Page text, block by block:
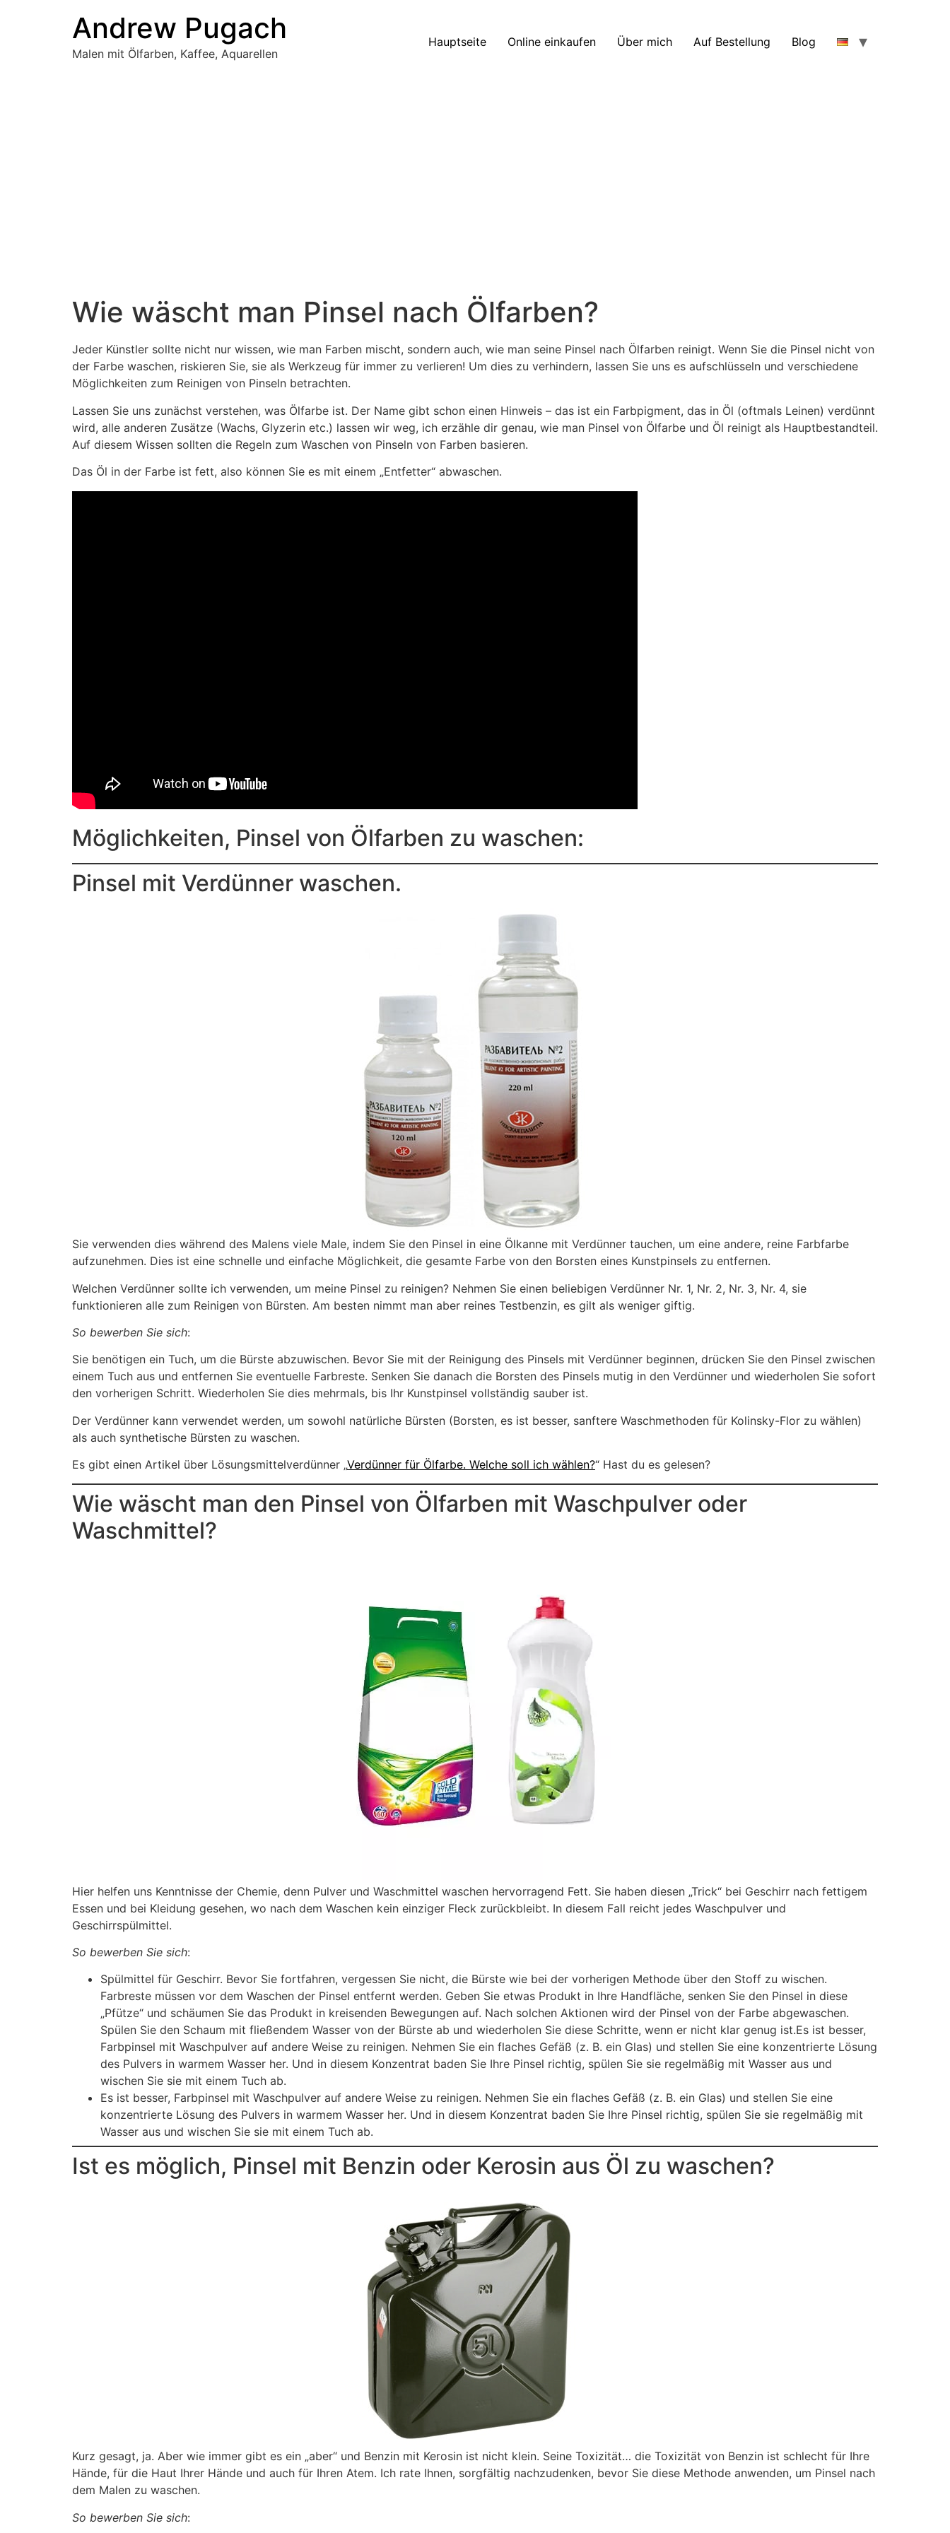
Andrew Pugach
Malen mit Ölfarben, Kaffee, Aquarellen
Hauptseite Online einkaufen Über mich Auf Bestellung Blog
Wie wäscht man Pinsel nach Ölfarben?
Jeder Künstler sollte nicht nur wissen, wie man Farben mischt, sondern auch, wie man seine Pinsel nach Ölfarben reinigt. Wenn Sie die Pinsel nicht von
der Farbe waschen, riskieren Sie, sie als Werkzeug für immer zu verlieren! Um dies zu verhindern, lassen Sie uns es aufschlüsseln und verschiedene
Möglichkeiten zum Reinigen von Pinseln betrachten.
Lassen Sie uns zunächst verstehen, was Ölfarbe ist. Der Name gibt schon einen Hinweis – das ist ein Farbpigment, das in Öl (oftmals Leinen) verdünnt
wird, alle anderen Zusätze (Wachs, Glyzerin etc.) lassen wir weg, ich erzähle dir genau, wie man Pinsel von Ölfarbe und Öl reinigt als Hauptbestandteil.
Auf diesem Wissen sollten die Regeln zum Waschen von Pinseln von Farben basieren.
Das Öl in der Farbe ist fett, also können Sie es mit einem „Entfetter“ abwaschen.
Möglichkeiten, Pinsel von Ölfarben zu waschen:
Pinsel mit Verdünner waschen.
Sie verwenden dies während des Malens viele Male, indem Sie den Pinsel in eine Ölkanne mit Verdünner tauchen, um eine andere, reine Farbfarbe
aufzunehmen. Dies ist eine schnelle und einfache Möglichkeit, die gesamte Farbe von den Borsten eines Kunstpinsels zu entfernen.
Welchen Verdünner sollte ich verwenden, um meine Pinsel zu reinigen? Nehmen Sie einen beliebigen Verdünner Nr. 1, Nr. 2, Nr. 3, Nr. 4, sie
funktionieren alle zum Reinigen von Bürsten. Am besten nimmt man aber reines Testbenzin, es gilt als weniger giftig.
So bewerben Sie sich:
Sie benötigen ein Tuch, um die Bürste abzuwischen. Bevor Sie mit der Reinigung des Pinsels mit Verdünner beginnen, drücken Sie den Pinsel zwischen
einem Tuch aus und entfernen Sie eventuelle Farbreste. Senken Sie danach die Borsten des Pinsels mutig in den Verdünner und wiederholen Sie sofort
den vorherigen Schritt. Wiederholen Sie dies mehrmals, bis Ihr Kunstpinsel vollständig sauber ist.
Der Verdünner kann verwendet werden, um sowohl natürliche Bürsten (Borsten, es ist besser, sanftere Waschmethoden für Kolinsky-Flor zu wählen)
als auch synthetische Bürsten zu waschen.
Es gibt einen Artikel über Lösungsmittelverdünner „Verdünner für Ölfarbe. Welche soll ich wählen?“ Hast du es gelesen?
Wie wäscht man den Pinsel von Ölfarben mit Waschpulver oder
Waschmittel?
Hier helfen uns Kenntnisse der Chemie, denn Pulver und Waschmittel waschen hervorragend Fett. Sie haben diesen „Trick“ bei Geschirr nach fettigem
Essen und bei Kleidung gesehen, wo nach dem Waschen kein einziger Fleck zurückbleibt. In diesem Fall reicht jedes Waschpulver und
Geschirrspülmittel.
So bewerben Sie sich:
Spülmittel für Geschirr. Bevor Sie fortfahren, vergessen Sie nicht, die Bürste wie bei der vorherigen Methode über den Stoff zu wischen.
Farbreste müssen vor dem Waschen der Pinsel entfernt werden. Geben Sie etwas Produkt in Ihre Handfläche, senken Sie den Pinsel in diese
„Pfütze“ und schäumen Sie das Produkt in kreisenden Bewegungen auf. Nach solchen Aktionen wird der Pinsel von der Farbe abgewaschen.
Spülen Sie den Schaum mit fließendem Wasser von der Bürste ab und wiederholen Sie diese Schritte, wenn er nicht klar genug ist.Es ist besser,
Farbpinsel mit Waschpulver auf andere Weise zu reinigen. Nehmen Sie ein flaches Gefäß (z. B. ein Glas) und stellen Sie eine konzentrierte Lösung
des Pulvers in warmem Wasser her. Und in diesem Konzentrat baden Sie Ihre Pinsel richtig, spülen Sie sie regelmäßig mit Wasser aus und
wischen Sie sie mit einem Tuch ab.
Es ist besser, Farbpinsel mit Waschpulver auf andere Weise zu reinigen. Nehmen Sie ein flaches Gefäß (z. B. ein Glas) und stellen Sie eine
konzentrierte Lösung des Pulvers in warmem Wasser her. Und in diesem Konzentrat baden Sie Ihre Pinsel richtig, spülen Sie sie regelmäßig mit
Wasser aus und wischen Sie sie mit einem Tuch ab.
Ist es möglich, Pinsel mit Benzin oder Kerosin aus Öl zu waschen?
Kurz gesagt, ja. Aber wie immer gibt es ein „aber“ und Benzin mit Kerosin ist nicht klein. Seine Toxizität… die Toxizität von Benzin ist schlecht für Ihre
Hände, für die Haut Ihrer Hände und auch für Ihren Atem. Ich rate Ihnen, sorgfältig nachzudenken, bevor Sie diese Methode anwenden, um Pinsel nach
dem Malen zu waschen.
So bewerben Sie sich: